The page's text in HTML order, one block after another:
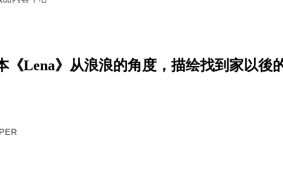
《Lena》从浪浪的角度，描绘找到家以後